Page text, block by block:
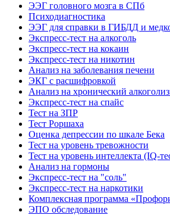
ЭЭГ головного мозга в СПб
Психодиагностика
ЭЭГ для справки в ГИБДД и
Экспресс-тест на алкоголь
Экспресс-тест на кокаин
Экспресс-тест на никотин
Анализ на заболевания печени
ЭКГ с расшифровкой
Анализ на хронический
Экспресс-тест на спайс
Тест на ЗПР
Тест Роршаха
Оценка депрессии по шкале Бека
Тест на уровень тревожности
Тест на уровень интеллекта (IQ-
Анализ на гормоны
Экспресс-тест на "соль"
Экспресс-тест на наркотики
Комплексная программа
ЭПО обследование